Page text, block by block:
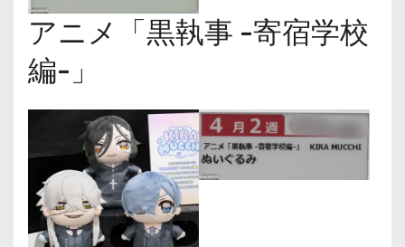
アニメ「黒執事 -寄宿学校
編-」